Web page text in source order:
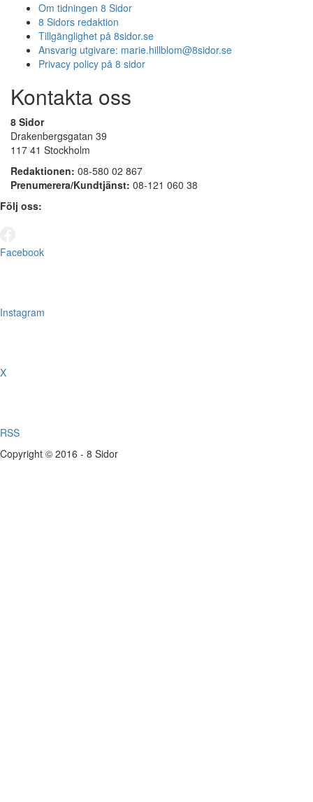
Om tidningen 8 Sidor
8 Sidors redaktion
Tillgänglighet på 8sidor.se
Ansvarig utgivare: marie.hillblom@8sidor.se
Privacy policy på 8 sidor
Kontakta oss
8 Sidor
Drakenbergsgatan 39
117 41 Stockholm
Redaktionen: 08-580 02 867
Prenumerera/Kundtjänst: 08-121 060 38
Följ oss:
Facebook
Instagram
X
RSS
Copyright © 2016 - 8 Sidor